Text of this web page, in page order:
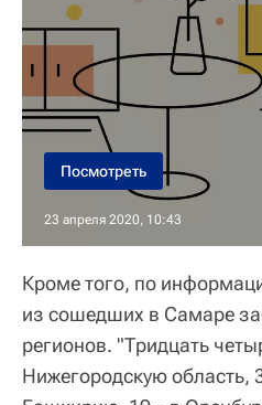
23 апреля 2020, 10:43
Посмотреть
Кроме того, по
из сошедших в Самаре
регионов. "Тридцать
Нижегородскую область,